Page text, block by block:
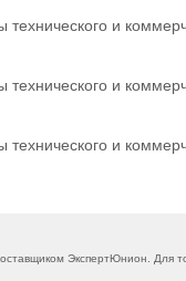
и
и
и
ЭкспертЮнион. Для